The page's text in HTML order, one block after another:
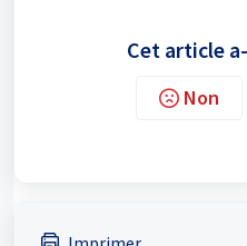
Cet article
Non